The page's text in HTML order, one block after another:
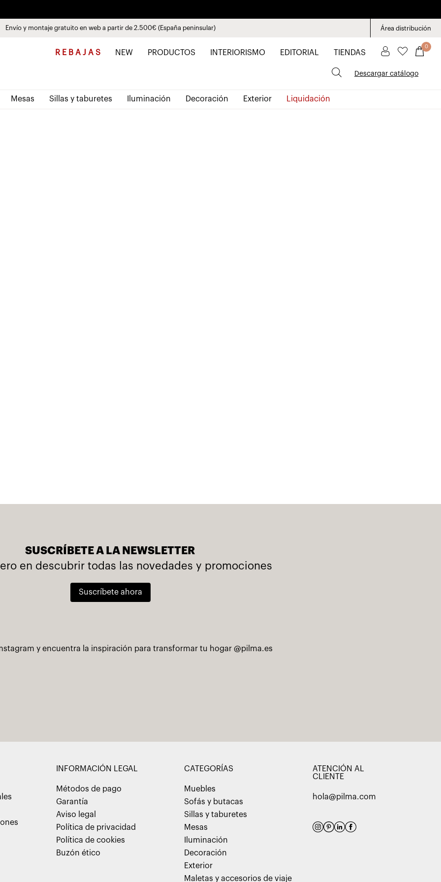
Paga a plazos hasta 3 meses sin intereses 0% TAE
Descubre las nuevas coleccionesVer productos
Envío y montaje gratuito en web a partir de 2.500€ (España peninsular) Área distribución
R E B A J A S NEW PRODUCTOS INTERIORISMO EDITORIAL TIENDAS
0
Descargar catálogo
Mesas Sillas y taburetes Iluminación Decoración Exterior Liquidación
SUSCRÍBETE A LA NEWSLETTER
en descubrir todas las novedades y promociones
Suscríbete ahora
y encuentra la inspiración para transformar tu hogar @pilma.es
INFORMACIÓN LEGAL
Métodos de pago
Garantía
Aviso legal
Política de privacidad
Política de cookies
Buzón ético
CATEGORÍAS
Muebles
Sofás y butacas
Sillas y taburetes
Mesas
Iluminación
Decoración
Exterior
Maletas y accesorios de viaje
ATENCIÓN AL
CLIENTE
hola@pilma.com